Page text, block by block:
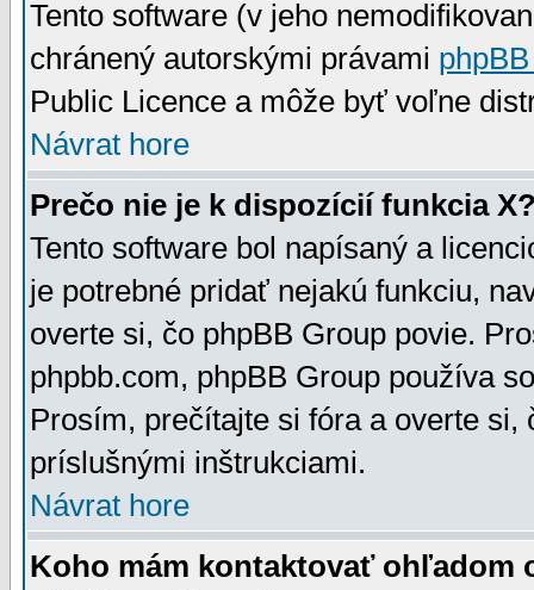
Tento software (v jeho
chránený autorskými právami
Public Licence a môže byť voľne
Návrat hore
Prečo nie je k dispozícií funkcia
Tento software bol napísaný a
je potrebné pridať nejakú funkciu,
overte si, čo phpBB Group povie.
phpbb.com, phpBB Group používa
Prosím, prečítajte si fóra a overte
príslušnými inštrukciami.
Návrat hore
Koho mám kontaktovať ohľadom